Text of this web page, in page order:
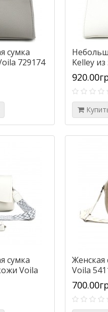
сумка
729174
Kelley
белая
сумка
Voila
Женская
Voila